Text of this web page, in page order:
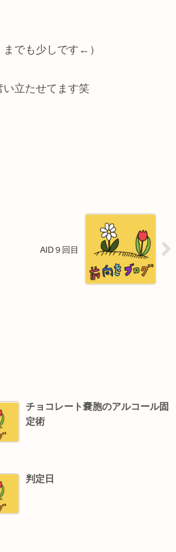
でも少しです←）
立たせてます笑
AID９回目
チョコレート嚢胞のアルコール固
定術
判定日